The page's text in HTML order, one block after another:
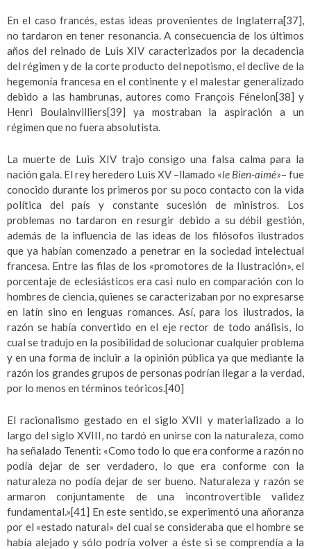
En el caso francés, estas ideas provenientes de Inglaterra[37],
no tardaron en tener resonancia. A consecuencia de los últimos
años del reinado de Luis XIV caracterizados por la decadencia
del régimen y de la corte producto del nepotismo, el declive de la
hegemonía francesa en el continente y el malestar generalizado
debido a las hambrunas, autores como François Fénelon[38] y
Henri Boulainvilliers[39] ya mostraban la aspiración a un
régimen que no fuera absolutista.
La muerte de Luis XIV trajo consigo una falsa calma para la
nación gala. El rey heredero Luis XV –llamado «le Bien-aimé»– fue
conocido durante los primeros por su poco contacto con la vida
política del país y constante sucesión de ministros. Los
problemas no tardaron en resurgir debido a su débil gestión,
además de la influencia de las ideas de los filósofos ilustrados
que ya habían comenzado a penetrar en la sociedad intelectual
francesa. Entre las filas de los «promotores de la Ilustración», el
porcentaje de eclesiásticos era casi nulo en comparación con lo
hombres de ciencia, quienes se caracterizaban por no expresarse
en latín sino en lenguas romances. Así, para los ilustrados, la
razón se había convertido en el eje rector de todo análisis, lo
cual se tradujo en la posibilidad de solucionar cualquier problema
y en una forma de incluir a la opinión pública ya que mediante la
razón los grandes grupos de personas podrían llegar a la verdad,
por lo menos en términos teóricos.[40]
El racionalismo gestado en el siglo XVII y materializado a lo
largo del siglo XVIII, no tardó en unirse con la naturaleza, como
ha señalado Tenenti: «Como todo lo que era conforme a razón no
podía dejar de ser verdadero, lo que era conforme con la
naturaleza no podía dejar de ser bueno. Naturaleza y razón se
armaron conjuntamente de una incontrovertible validez
fundamental.»[41] En este sentido, se experimentó una añoranza
por el «estado natural» del cual se consideraba que el hombre se
había alejado y sólo podría volver a éste si se comprendía a la